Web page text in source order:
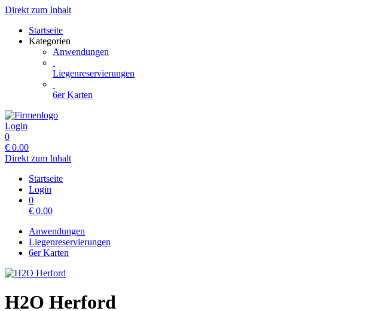
Direkt zum Inhalt
Startseite
Kategorien
Anwendungen
Liegenreservierungen
6er Karten
Login
0
€ 0.00
Direkt zum Inhalt
Startseite
Login
0
€ 0.00
Anwendungen
Liegenreservierungen
6er Karten
H2O Herford